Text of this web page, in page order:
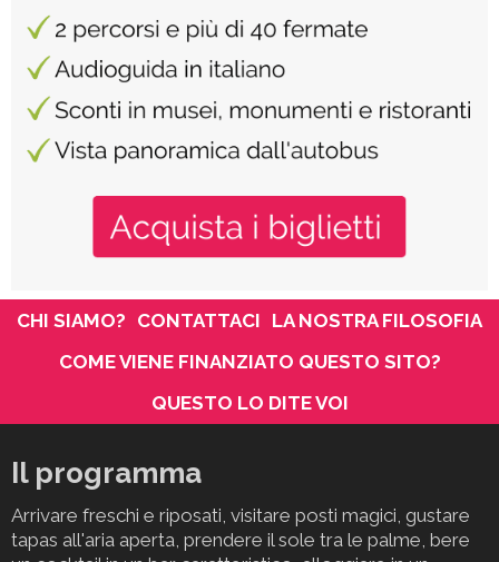
CHI SIAMO? CONTATTACI LA NOSTRA FILOSOFIA
COME VIENE FINANZIATO QUESTO SITO?
QUESTO LO DITE VOI
Il programma
Arrivare freschi e riposati, visitare posti magici, gustare
tapas all'aria aperta, prendere il sole tra le palme, bere